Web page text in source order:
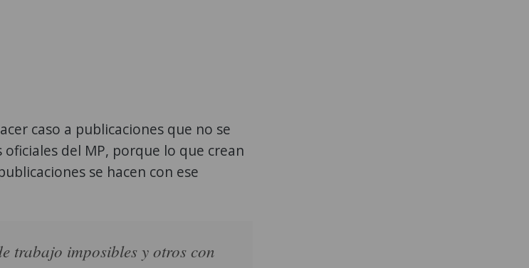
caso a publicaciones que no se
del MP, porque lo que crean
se hacen con ese
trabajo imposibles y otros con